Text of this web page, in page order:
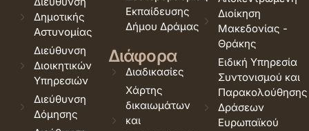
Δημοτικής
Αστυνομίας
Διεύθυνση
Διοικητικών
Υπηρεσιών
Διεύθυνση
Δόμησης
Εκπαίδευσης
Δήμου Δράμας
Διάφορα
Διαδικασίες
Χάρτης
δικαιωμάτων
και
Διοίκηση
Μακεδονίας -
Θράκης
Ειδική Υπηρεσία
Συντονισμού και
Παρακολούθησης
Δράσεων
Ευρωπαϊκού